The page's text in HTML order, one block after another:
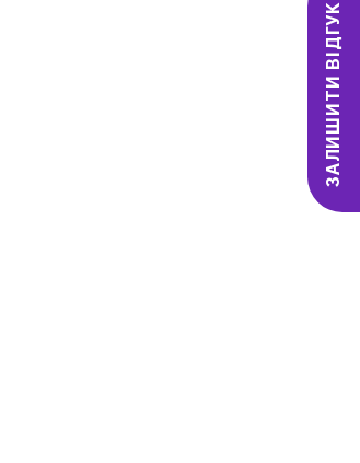
ЗАЛИШИТИ ВІДГУК